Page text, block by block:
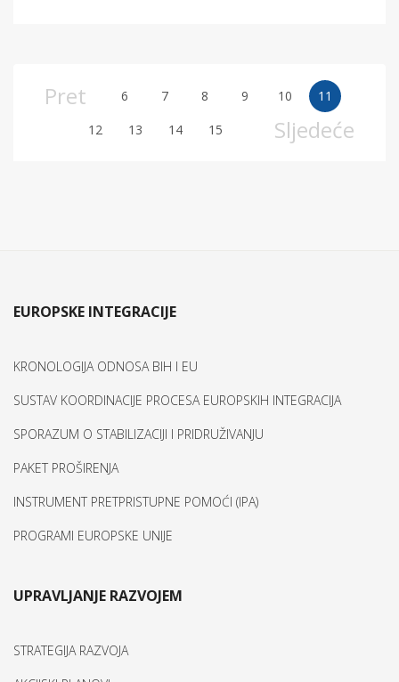
Pret 6 7 8 9 10
11
12
13 14 15 Sljedeće
EUROPSKE INTEGRACIJE
KRONOLOGIJA ODNOSA BIH I EU
SUSTAV KOORDINACIJE PROCESA EUROPSKIH INTEGRACIJA
SPORAZUM O STABILIZACIJI I PRIDRUŽIVANJU
PAKET PROŠIRENJA
INSTRUMENT PRETPRISTUPNE POMOĆI (IPA)
PROGRAMI EUROPSKE UNIJE
UPRAVLJANJE RAZVOJEM
STRATEGIJA RAZVOJA